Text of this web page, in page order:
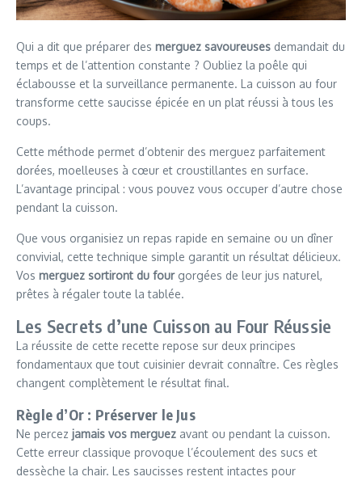
Qui a dit que préparer des merguez savoureuses demandait du
temps et de l’attention constante ? Oubliez la poêle qui
éclabousse et la surveillance permanente. La cuisson au four
transforme cette saucisse épicée en un plat réussi à tous les
coups.
Cette méthode permet d’obtenir des merguez parfaitement
dorées, moelleuses à cœur et croustillantes en surface.
L’avantage principal : vous pouvez vous occuper d’autre chose
pendant la cuisson.
Que vous organisiez un repas rapide en semaine ou un dîner
convivial, cette technique simple garantit un résultat délicieux.
Vos merguez sortiront du fourgorgées de leur jus naturel,
prêtes à régaler toute la tablée.
Les Secrets d’une Cuisson au Four Réussie
La réussite de cette recette repose sur deux principes
fondamentaux que tout cuisinier devrait connaître. Ces règles
changent complètement le résultat final.
Règle d’Or : Préserver le Jus
Ne percez jamais vos merguez avant ou pendant la cuisson.
Cette erreur classique provoque l’écoulement des sucs et
dessèche la chair. Les saucisses restent intactes pour